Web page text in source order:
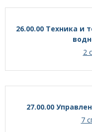
26.00.00 Техника и
2
27.00.00
7